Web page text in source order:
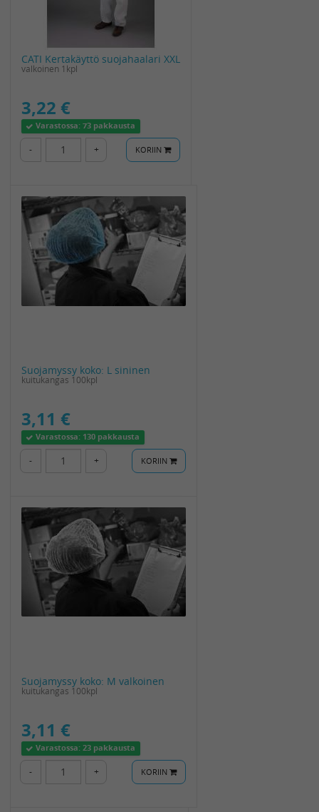
CATI Kertakäyttö suojahaalari XXL
valkoinen 1kpl
3,22 €
Varastossa:73 pakkausta
- + KORIIN
Suojamyssy koko: L sininen
kuitukangas 100kpl
3,11 €
Varastossa: 130 pakkausta
- + KORIIN
Suojamyssy koko: M valkoinen
kuitukangas 100kpl
3,11 €
Varastossa:23 pakkausta
- + KORIIN